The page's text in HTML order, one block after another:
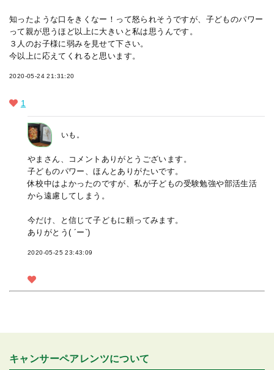
知ったような口をきくなー！って怒られそうですが、子どものパワー
って親が思うほど以上に大きいと私は思うんです。
３人のお子様に弱みを見せて下さい。
今以上に応えてくれると思います。
2020-05-24 21:31:20
1
いも。
やまさん、コメントありがとうございます。
子どものパワー、ほんとありがたいです。
休校中はよかったのですが、私が子どもの受験勉強や部活生活
から遠慮してしまう。
今だけ、と信じて子どもに頼ってみます。
ありがとう( ´ー`)
2020-05-25 23:43:09
キャンサーペアレンツについて